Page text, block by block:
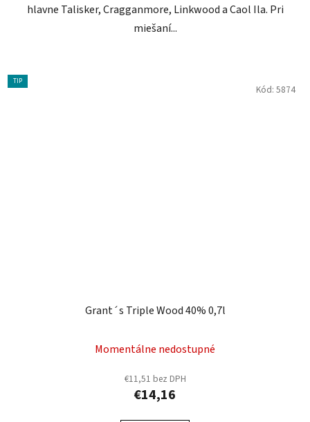
hlavne Talisker, Cragganmore, Linkwood a Caol Ila. Pri
miešaní...
TIP
Grant´s Triple Wood 40% 0,7l
Momentálne nedostupné
€11,51 bez DPH
€14,16
Kód: 5874